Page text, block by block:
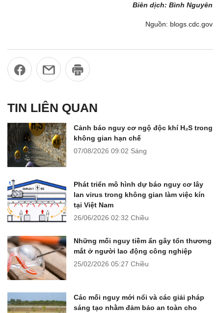
Biên dịch: Bình Nguyên
Nguồn: blogs.cdc.gov
TIN LIÊN QUAN
Cảnh báo nguy cơ ngộ độc khí H₂S trong
không gian hạn chế
07/08/2026 09:02 Sáng
Phát triển mô hình dự báo nguy cơ lây
lan virus trong không gian làm việc kín
tại Việt Nam
26/06/2026 02:32 Chiều
Những mối nguy tiềm ẩn gây tổn thương
mắt ở người lao động công nghiệp
25/02/2026 05:27 Chiều
Các mối nguy mới nổi và các giải pháp
sáng tạo nhằm đảm bảo an toàn cho